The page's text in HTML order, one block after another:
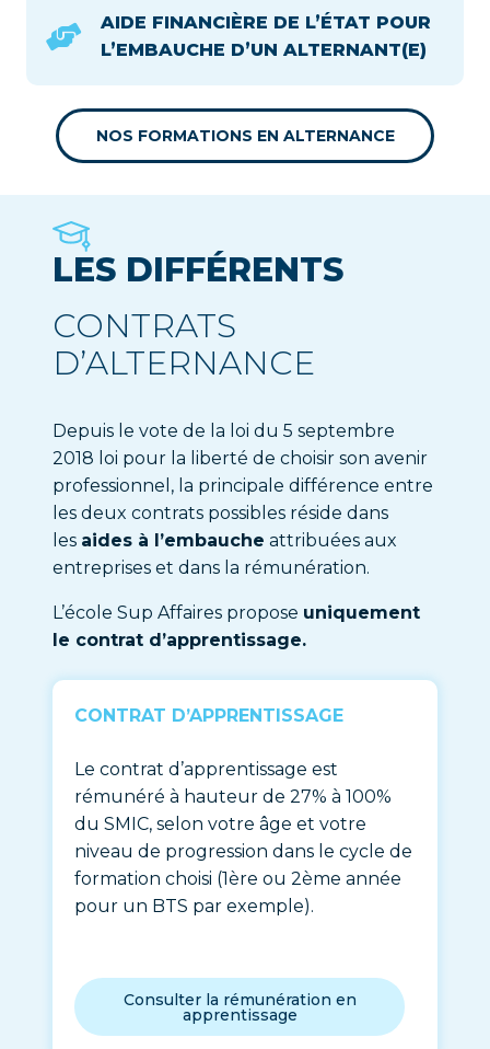
AIDE FINANCIÈRE DE L’ÉTAT POUR
L’EMBAUCHE D’UN ALTERNANT(E)
NOS FORMATIONS EN ALTERNANCE
LES DIFFÉRENTS
CONTRATS
D’ALTERNANCE
Depuis le vote de la loi du 5 septembre
2018 loi pour la liberté de choisir son avenir
professionnel, la principale différence entre
les deux contrats possibles réside dans
les aides à l’embauche attribuées aux
entreprises et dans la rémunération.
L’école Sup Affaires propose uniquement
le contrat d’apprentissage.
CONTRAT D’APPRENTISSAGE
Le contrat d’apprentissage est
rémunéré à hauteur de 27% à 100%
du SMIC, selon votre âge et votre
niveau de progression dans le cycle de
formation choisi (1ère ou 2ème année
pour un BTS par exemple).
Consulter la rémunération en
apprentissage